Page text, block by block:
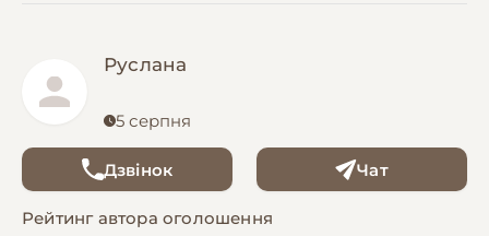
Руслана
5 серпня
Дзвінок Чат
Рейтинг автора оголошення